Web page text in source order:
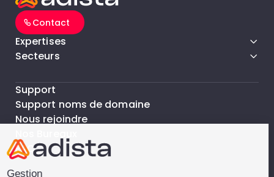
Contact
Expertises
Secteurs
Support
Support noms de domaine
Nous rejoindre
FAQ